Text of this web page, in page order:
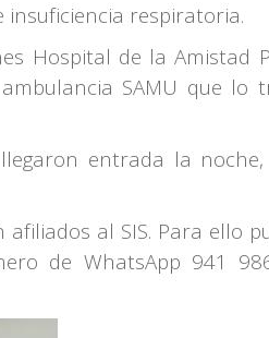
insuficiencia respiratoria.
Hospital de la Amistad
SAMU que lo
entrada la
al SIS. Para ello
de WhatsApp 941